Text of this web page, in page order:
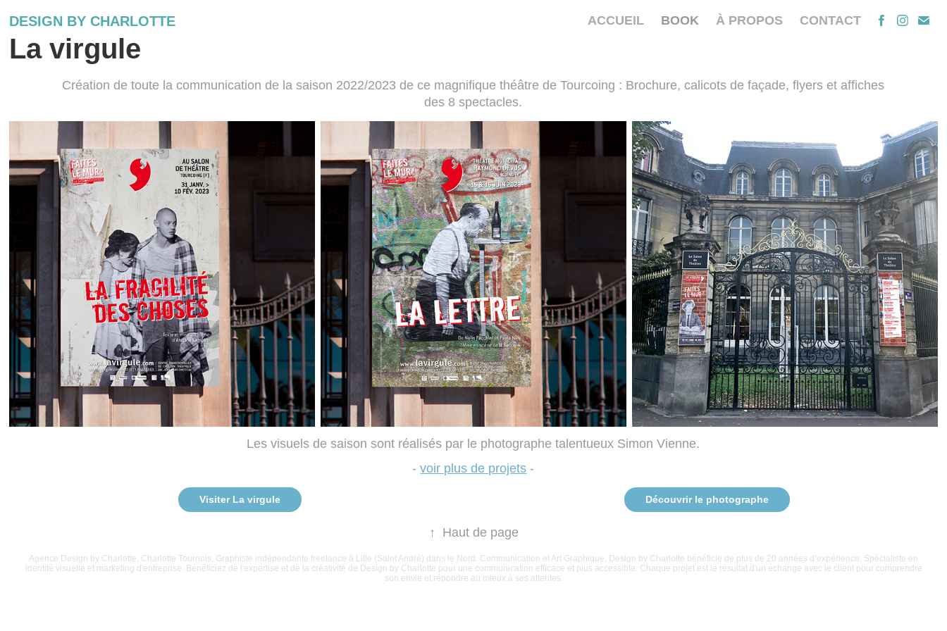
DESIGN BY CHARLOTTE ACCUEIL BOOK À PROPOS CONTACT
La virgule
Création de toute la communication de la saison 2022/2023 de ce magnifique théâtre de Tourcoing : Brochure, calicots de façade, flyers et affiches
des 8 spectacles.
Les visuels de saison sont réalisés par le photographe talentueux Simon Vienne.
-voir plus de projets -
Visiter La virgule Découvrir le photographe
↑ Haut de page
Agence Design by Charlotte, Charlotte Tournois, Graphiste indépendante freelance à Lille (Saint André) dans le Nord. Communication et Art Graphique, Design by Charlotte bénéficie de plus de 20 années d’expérience. Spécialiste en
identité visuelle et marketing d'entreprise. Bénéficiez de l'expertise et de la créativité de Design by Charlotte pour une communication efficace et plus accessible. Chaque projet est le résultat d'un échange avec le client pour comprendre
son envie et répondre au mieux à ses attentes.